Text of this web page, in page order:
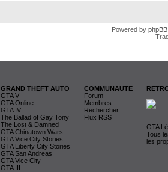
Powered by phpBB
GRAND THEFT AUTO
GTA V
GTA Online
GTA IV
The Ballad of Gay Tony
The Lost & Damned
GTA Chinatown Wars
GTA Vice City Stories
GTA Liberty City Stories
GTA San Andreas
GTA Vice City
GTA III
COMMUNAUTE
Forum
Membres
Rechercher
Flux RSS
GTA
Tous
les